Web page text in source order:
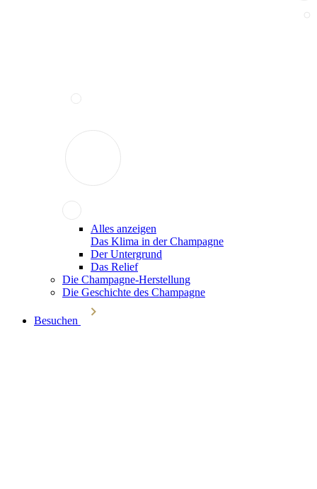
Alles anzeigen
Das Klima in der Champagne
Der Untergrund
Das Relief
Die Champagne-Herstellung
Die Geschichte des Champagne
Besuchen